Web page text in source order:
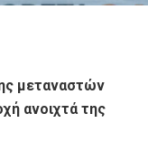
μεταναστών
ανοιχτά της